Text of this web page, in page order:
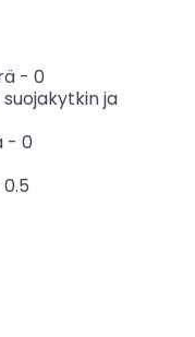
- 0
ja
- 0
0.5